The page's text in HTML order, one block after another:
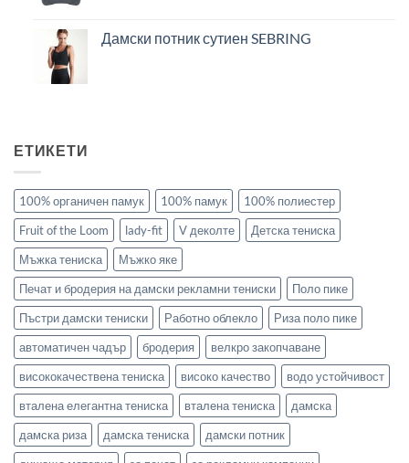
Дамски потник сутиен SEBRING
ЕТИКЕТИ
100% органичен памук 100% памук
100% полиестер
Fruit of the Loom
lady-fit V деколте
Детска тениска
Мъжка тениска
Мъжко яке
Печат и бродерия на дамски рекламни тениски
Поло пике
Пъстри дамски тениски
Работно облекло
Риза поло пике
автоматичен чадър
бродерия
велкро закопчаване
висококачествена тениска
високо качество
водо устойчивост
вталена елегантна тениска
вталена тениска
дамска
дамска риза
дамска тениска
дамски потник